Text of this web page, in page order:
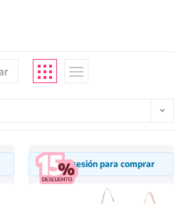
Inicia sesión para comprar